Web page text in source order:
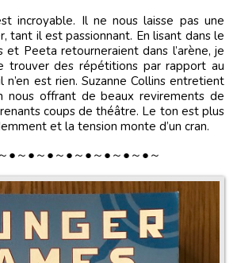
incroyable. Il ne nous laisse pas une
tant il est passionnant. En lisant dans le
et Peeta retourneraient dans l’arène, je
trouver des répétitions par rapport au
n’en est rien. Suzanne Collins entretient
nous offrant de beaux revirements de
coups de théâtre. Le ton est plus
et la tension monte d’un cran.
～●～●～●～●～●～●～●～●～